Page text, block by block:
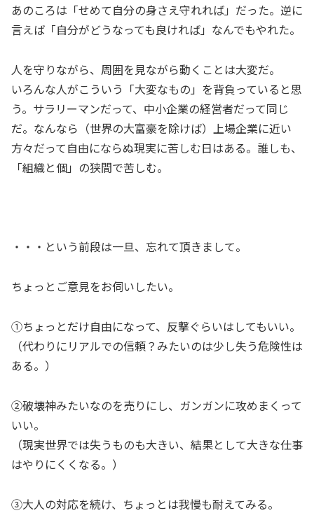
あのころは「せめて自分の身さえ守れれば」だった。逆に
言えば「自分がどうなっても良ければ」なんでもやれた。
人を守りながら、周囲を見ながら動くことは大変だ。
いろんな人がこういう「大変なもの」を背負っていると思
う。サラリーマンだって、中小企業の経営者だって同じ
だ。なんなら（世界の大富豪を除けば）上場企業に近い
方々だって自由にならぬ現実に苦しむ日はある。誰しも、
「組織と個」の狭間で苦しむ。
・・・という前段は一旦、忘れて頂きまして。
ちょっとご意見をお伺いしたい。
①ちょっとだけ自由になって、反撃ぐらいはしてもいい。
（代わりにリアルでの信頼？みたいのは少し失う危険性は
ある。）
②破壊神みたいなのを売りにし、ガンガンに攻めまくって
いい。
（現実世界では失うものも大きい、結果として大きな仕事
はやりにくくなる。）
③大人の対応を続け、ちょっとは我慢も耐えてみる。